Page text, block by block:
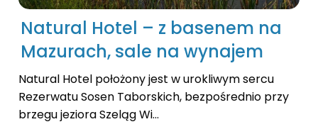
Natural Hotel – z basenem na
Mazurach, sale na wynajem
Natural Hotel położony jest w urokliwym sercu
Rezerwatu Sosen Taborskich, bezpośrednio przy
brzegu jeziora Szeląg Wi...